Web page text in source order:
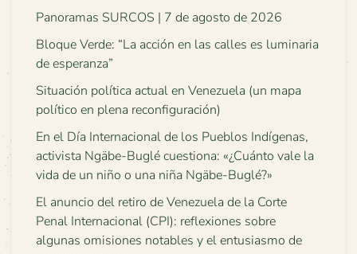
Panoramas SURCOS | 7 de agosto de 2026
Bloque Verde: “La acción en las calles es luminaria
de esperanza”
Situación política actual en Venezuela (un mapa
político en plena reconfiguración)
En el Día Internacional de los Pueblos Indígenas,
activista Ngäbe-Buglé cuestiona: «¿Cuánto vale la
vida de un niño o una niña Ngäbe-Buglé?»
El anuncio del retiro de Venezuela de la Corte
Penal Internacional (CPI): reflexiones sobre
algunas omisiones notables y el entusiasmo de